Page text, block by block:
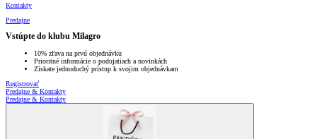
Kontakty
Predajne
Vstúpte do klubu Milagro
10% zľava na prvú objednávku
Prioritné informácie o podujatiach a novinkách
Získate jednoduchý prístup k svojim objednávkam
Registrovať
Predajne & Kontakty
Predajne & Kontakty